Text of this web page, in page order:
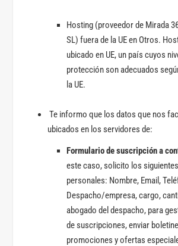
Hosting (proveedor de Mirada
SL) fuera de la UE en Otros.
ubicado en UE, un país cuyos
protección son adecuados
la UE.
Te informo que los datos que nos
ubicados en los servidores de:
Formulario de suscripción a
este caso, solicito los
personales: Nombre, Email,
Despacho/empresa, cargo,
abogado del despacho, para
de suscripciones, enviar
promociones y ofertas